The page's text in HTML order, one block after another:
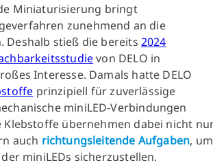
Miniaturisierung bringt
zunehmend an die
Deshalb stieß die bereits 2024
von DELO in
Interesse. Damals hatte DELO
prinzipiell für zuverlässige
miniLED-Verbindungen
Klebstoffe übernehmen dabei nicht
auch richtungsleitende Aufgaben, um
miniLEDs sicherzustellen.